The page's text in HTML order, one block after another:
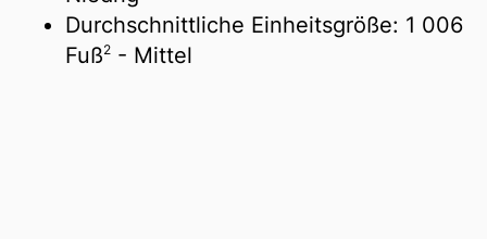
Durchschnittliche Einheitsgröße: 1 006
Fuß2 - Mittel